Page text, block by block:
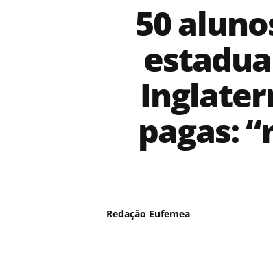
50
pagas:
Redação Eufemea